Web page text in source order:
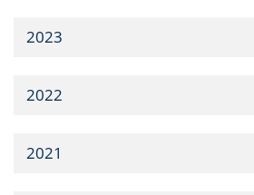
2023
2022
2021